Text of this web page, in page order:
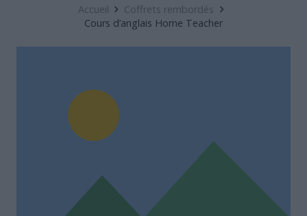
Accueil
Coffrets rembordés
Cours d’anglais Home Teacher